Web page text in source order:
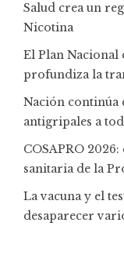
Salud crea un
Nicotina
El Plan Nacional
profundiza la
Nación continúa
antigripales a
COSAPRO
sanitaria de la
La vacuna y el
desaparecer